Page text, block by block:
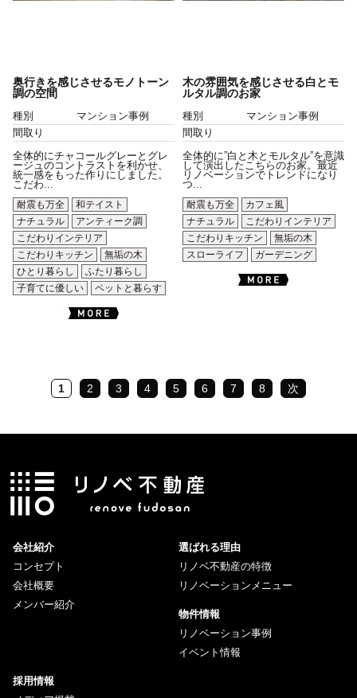
奥行きを感じさせるモノトーン
調の空間
種別
マンション事例
間取り
全体的にチャコールグレーとグレ
ージュのコントラストを利かせ、
統一感をもった作りにしました。
こだわ...
耐震も万全
和テイスト
ナチュラル
アンティーク調
こだわりインテリア
こだわりキッチン
無垢の木
ひとり暮らし
ふたり暮らし
子育てに優しい
ペットと暮らす
木の雰囲気を感じさせる白とモ
ルタル調のお家
種別
マンション事例
間取り
全体的に”白と木とモルタル”を意識
して演出したこちらのお家。最近
リノベーションでトレンドになり
つ...
耐震も万全
カフェ風
ナチュラル
こだわりインテリア
こだわりキッチン
無垢の木
スローライフ
ガーデニング
1 2 3 4 5 6 7 8 次
会社紹介
コンセプト
会社概要
メンバー紹介
選ばれる理由
リノベ不動産の特徴
リノベーションメニュー
物件情報
リノベーション事例
イベント情報
採用情報